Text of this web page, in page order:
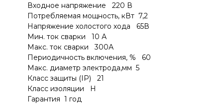
Входное напряжение 220 В
Потребляемая мощность, кВт 7,2
Напряжение холостого хода 65В
Мин. ток сварки 10 А
Макс. ток сварки 300А
Периодичность включения, % 60
Макс. диаметр электрода,мм 5
Класс защиты (IP) 21
Класс изоляции H
Гарантия 1 год